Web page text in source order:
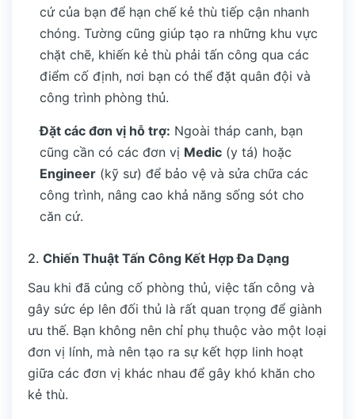
cứ của bạn để hạn chế kẻ thù tiếp cận nhanh
chóng. Tường cũng giúp tạo ra những khu vực
chặt chẽ, khiến kẻ thù phải tấn công qua các
điểm cố định, nơi bạn có thể đặt quân đội và
công trình phòng thủ.
Đặt các đơn vị hỗ trợ: Ngoài tháp canh, bạn
cũng cần có các đơn vị Medic (y tá) hoặc
Engineer (kỹ sư) để bảo vệ và sửa chữa các
công trình, nâng cao khả năng sống sót cho
căn cứ.
2. Chiến Thuật Tấn Công Kết Hợp Đa Dạng
Sau khi đã củng cố phòng thủ, việc tấn công và
gây sức ép lên đối thủ là rất quan trọng để giành
ưu thế. Bạn không nên chỉ phụ thuộc vào một loại
đơn vị lính, mà nên tạo ra sự kết hợp linh hoạt
giữa các đơn vị khác nhau để gây khó khăn cho
kẻ thù.